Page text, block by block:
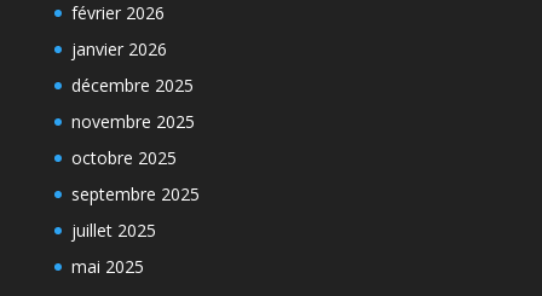
février 2026
janvier 2026
décembre 2025
novembre 2025
octobre 2025
septembre 2025
juillet 2025
mai 2025